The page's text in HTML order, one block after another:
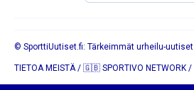
TIETOA MEISTÄ/🇬🇧 SPORTIVO NETWORK/